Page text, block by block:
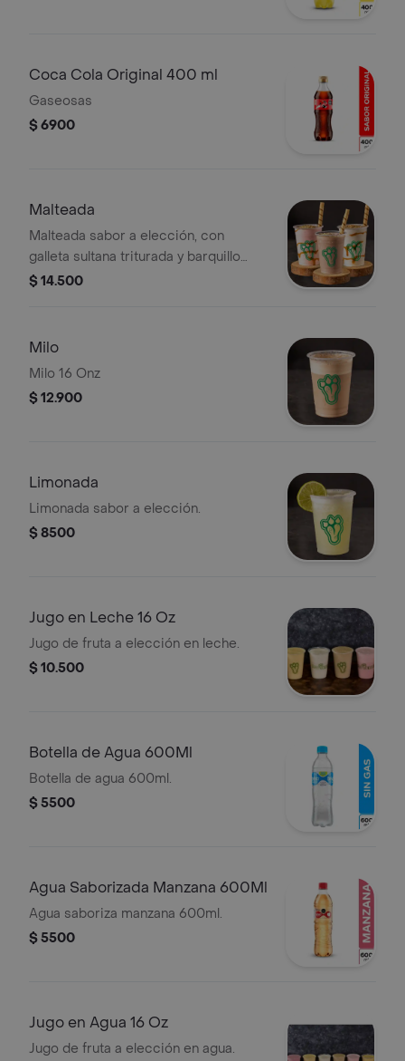
Coca Cola Original 400 ml
Gaseosas
$ 6900
Malteada
Malteada sabor a elección, con
galleta sultana triturada y barquillo
piazza.
$ 14.500
Milo
Milo 16 Onz
$ 12.900
Limonada
Limonada sabor a elección.
$ 8500
Jugo en Leche 16 Oz
Jugo de fruta a elección en leche.
$ 10.500
Botella de Agua 600Ml
Botella de agua 600ml.
$ 5500
Agua Saborizada Manzana 600Ml
Agua saboriza manzana 600ml.
$ 5500
Jugo en Agua 16 Oz
Jugo de fruta a elección en agua.